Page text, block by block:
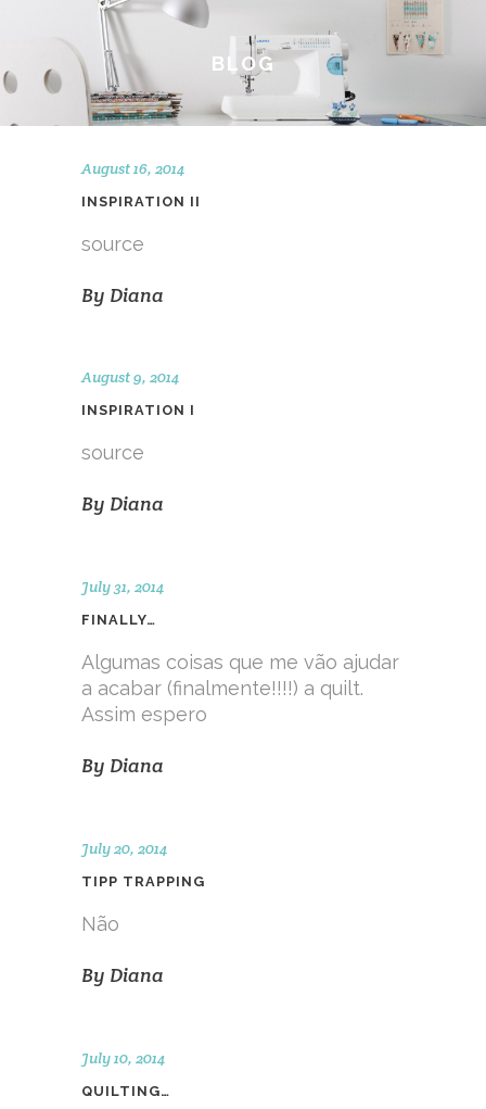
BLOG
August 16, 2014
INSPIRATION II
source
By Diana
August 9, 2014
INSPIRATION I
source
By Diana
July 31, 2014
FINALLY…
Algumas coisas que me vão ajudar
a acabar (finalmente!!!!) a quilt.
Assim espero
By Diana
July 20, 2014
TIPP TRAPPING
Não
By Diana
July 10, 2014
QUILTING…